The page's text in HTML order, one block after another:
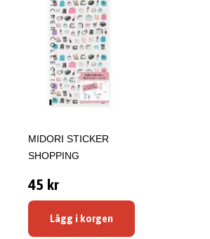
MIDORI STICKER
SHOPPING
45 kr
Lägg i korgen